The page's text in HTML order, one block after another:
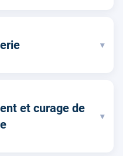
▾
et curage de
▾